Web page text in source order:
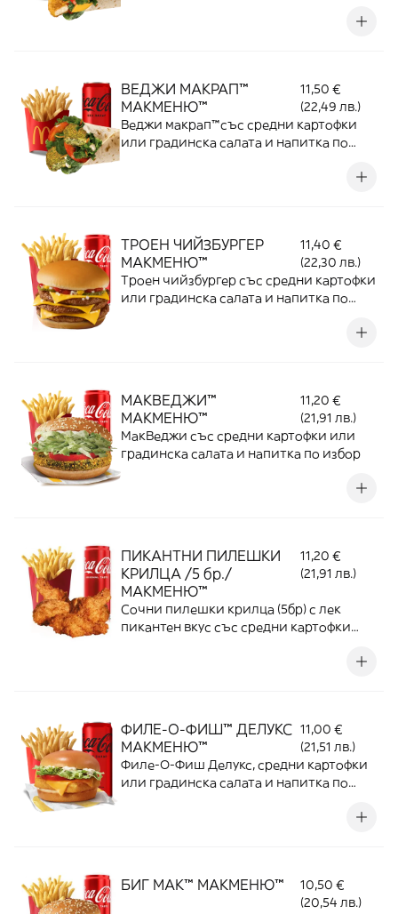
ВЕДЖИ МАКРАП™
МАКМЕНЮ™
11,50 €
(22,49 лв.)
Веджи макрап™със средни картофки
или градинска салата и напитка по
ТРОЕН ЧИЙЗБУРГЕР
МАКМЕНЮ™
11,40 €
(22,30 лв.)
Троен чийзбургер със средни картофки
или градинска салата и напитка по
МАКВЕДЖИ™
МАКМЕНЮ™
11,20 €
(21,91 лв.)
МакВеджи със средни картофки или
градинска салата и напитка по избор
ПИКАНТНИ ПИЛЕШКИ
КРИЛЦА /5 бр./
МАКМЕНЮ™
11,20 €
(21,91 лв.)
Сочни пилешки крилца (5бр) с лек
пикантен вкус със средни картофки
ФИЛЕ-О-ФИШ™ ДЕЛУКС
МАКМЕНЮ™
11,00 €
(21,51 лв.)
Филе-О-Фиш Делукс, средни картофки
или градинска салата и напитка по
БИГ МАК™ МАКМЕНЮ™
10,50 €
(20,54 лв.)